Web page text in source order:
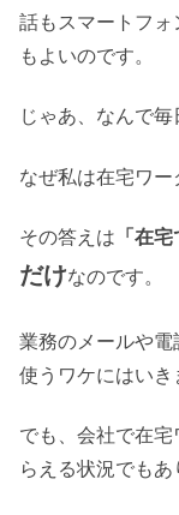
話もスマートフ
もよいのです。
じゃあ、なんで
なぜ私は在宅ワー
その答えは 「在
だけなのです。
業務のメールや
使うワケにはいき
でも、会社で在
らえる状況でもあ